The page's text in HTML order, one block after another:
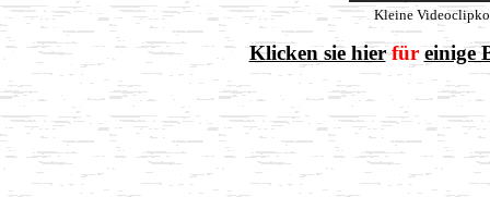
Kleine
Klicken sie hierfüreinige